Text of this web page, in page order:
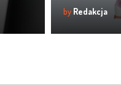
by Redakcja